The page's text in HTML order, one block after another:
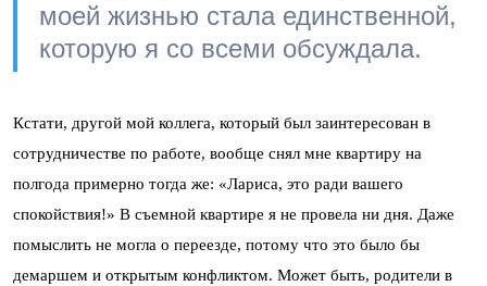
моей жизнью стала единственной,
которую я со всеми обсуждала.
Кстати, другой мой коллега, который был заинтересован в
сотрудничестве по работе, вообще снял мне квартиру на
полгода примерно тогда же: «Лариса, это ради вашего
спокойствия!» В съемной квартире я не провела ни дня. Даже
помыслить не могла о переезде, потому что это было бы
демаршем и открытым конфликтом. Может быть, родители в